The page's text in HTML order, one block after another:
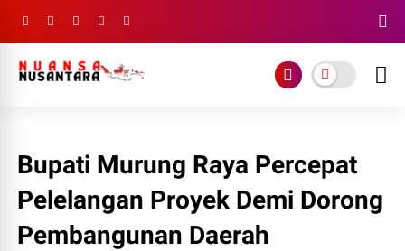
Bupati Murung Raya Percepat
Pelelangan Proyek Demi Dorong
Pembangunan Daerah